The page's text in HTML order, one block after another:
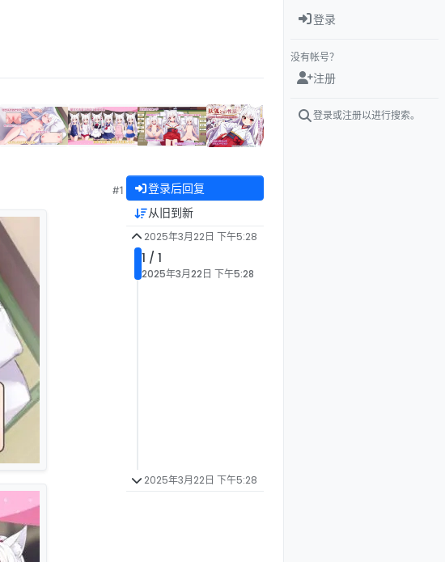
#1 登录后回复
从旧到新
2025年3月22日 下午5:28
1 / 1
2025年3月22日 下午5:28
2025年3月22日 下午5:28
登录
没有帐号？
注册
登录或注册以进行搜索。